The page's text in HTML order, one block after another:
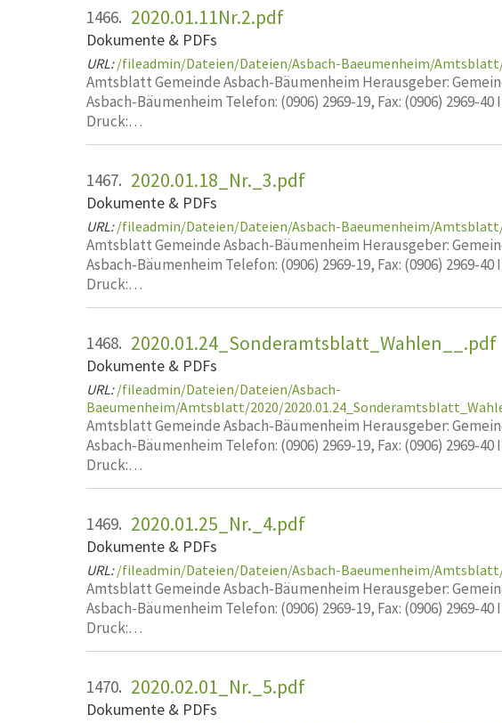
1466. 2020.01.11Nr.2.pdf
Dokumente & PDFs
URL: /fileadmin/Dateien/Dateien/Asbach-Baeumenheim/Amtsblatt/
Amtsblatt Gemeinde Asbach-Bäumenheim Herausgeber:
Asbach-Bäumenheim Telefon: (0906) 2969-19, Fax: (0906) 2969-
Druck:…
1467. 2020.01.18_Nr._3.pdf
Dokumente & PDFs
URL: /fileadmin/Dateien/Dateien/Asbach-Baeumenheim/Amtsblatt/
Amtsblatt Gemeinde Asbach-Bäumenheim Herausgeber:
Asbach-Bäumenheim Telefon: (0906) 2969-19, Fax: (0906) 2969-
Druck:…
1468. 2020.01.24_Sonderamtsblatt_Wahlen__.pdf
Dokumente & PDFs
URL: /fileadmin/Dateien/Dateien/Asbach-
Baeumenheim/Amtsblatt/2020/
Amtsblatt Gemeinde Asbach-Bäumenheim Herausgeber:
Asbach-Bäumenheim Telefon: (0906) 2969-19, Fax: (0906) 2969-
Druck:…
1469. 2020.01.25_Nr._4.pdf
Dokumente & PDFs
URL: /fileadmin/Dateien/Dateien/Asbach-Baeumenheim/Amtsblatt/
Amtsblatt Gemeinde Asbach-Bäumenheim Herausgeber:
Asbach-Bäumenheim Telefon: (0906) 2969-19, Fax: (0906) 2969-
Druck:…
1470. 2020.02.01_Nr._5.pdf
Dokumente & PDFs